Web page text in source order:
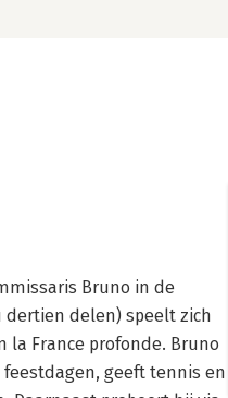
Bruno in de
dertien delen) speelt zich
la France profonde. Bruno
geeft tennis en